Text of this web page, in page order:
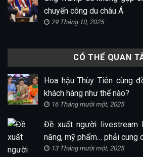
chuyến công du châu Á
29 Tháng 10, 2025
CÓ THỂ QUAN
Hoa hậu Thùy Tiên cùng
khách hàng như thế nào?
16 Tháng mười một, 2025
Đề xuất người livestream
năng, mỹ phẩm… phải cung
13 Tháng mười một, 2025